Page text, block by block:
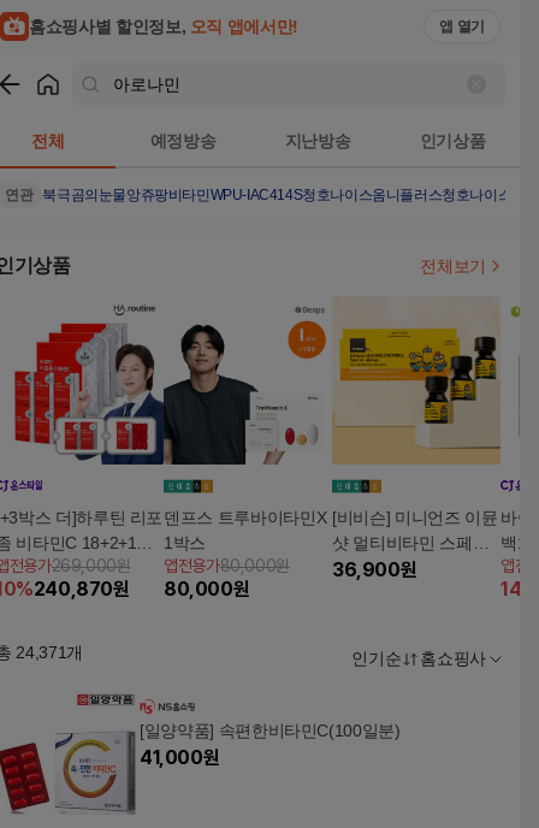
홈쇼핑사별 할인정보, 오직 앱에서만! 앱 열기
전체 예정방송 지난방송 인기상품
연관 북극곰의눈물앙쥬팡비타민WPU-IAC414S청호나이스옴니플러스청호나이스뉴
기상품 전체보기
박스 더]하루틴 리포
비타민C 18+2+1개
전용가269,000원
%240,870원
덴프스 트루바이타민X
1박스
앱전용가80,000원
80,000원
[비비슨] 미니언즈 이뮨
샷 멀티비타민 스페셜
올웨이즈 1박스(6병)
36,900원
바이
백1
앱전
14
24,371개 인기순 홈쇼핑사
[일양약품] 속편한비타민C(100일분)
41,000원